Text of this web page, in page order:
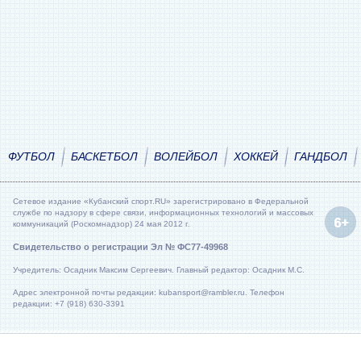
ФУТБОЛ БАСКЕТБОЛ ВОЛЕЙБОЛ ХОККЕЙ ГАНДБОЛ
Сетевое издание «Кубанский спорт.RU» зарегистрировано в Федеральной
службе по надзору в сфере связи, информационных технологий и массовых
коммуникаций (Роскомнадзор) 24 мая 2012 г.
Свидетельство о регистрации Эл № ФС77-49968
Учредитель: Осадник Максим Сергеевич. Главный редактор: Осадник М.С.
Адрес электронной почты редакции: kubansport@rambler.ru. Телефон
редакции: +7 (918) 630-3391